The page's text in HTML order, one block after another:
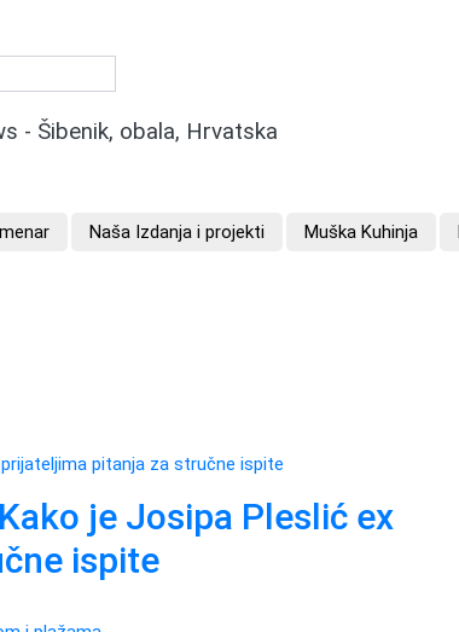
Naša Izdanja i projekti Muška Kuhinja
je Josipa Pleslić ex
ispite